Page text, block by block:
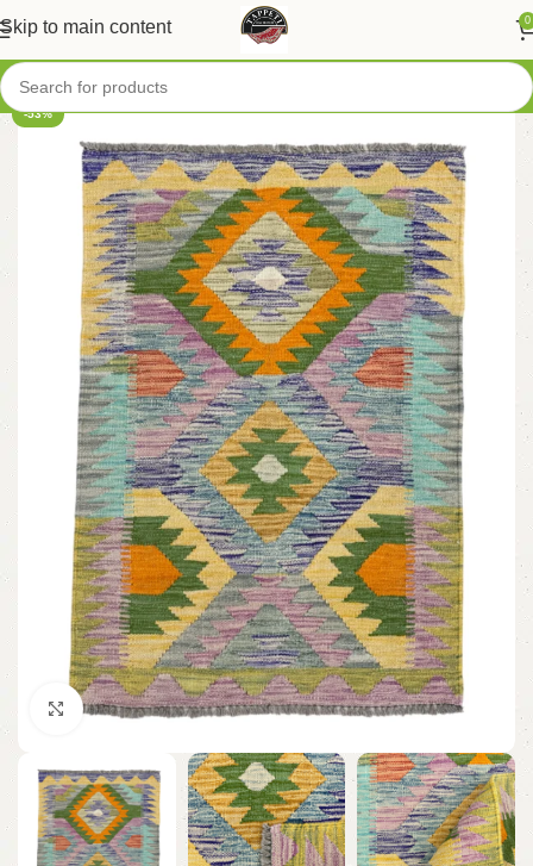
Skip to main content 0
-53%
Click to enlarge